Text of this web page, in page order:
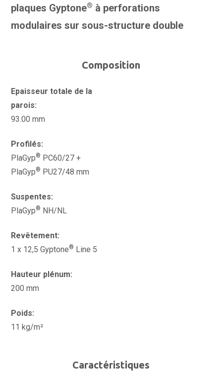
plaques Gyptone® à perforations
modulaires sur sous-structure double
Composition
Epaisseur totale de la
parois:
93.00 mm
Profilés:
PlaGyp® PC60/27 +
PlaGyp® PU27/48 mm
Suspentes:
PlaGyp® NH/NL
Revêtement:
1 x 12,5 Gyptone® Line 5
Hauteur plénum:
200 mm
Poids:
11 kg/m²
Caractéristiques